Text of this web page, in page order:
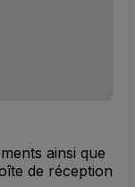
ainsi que
de réception